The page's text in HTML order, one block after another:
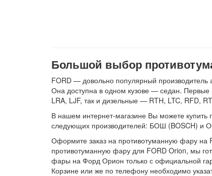
Большой выбор
FORD — довольно популярный
Она доступна в одном кузове — седан.
LRA, LJF, так и дизельные — RTH, LTC, RFD,
В нашем интернет-магазине Вы можете
следующих производителей: БОШ (BOSCH) и
Оформите заказ на противотуманную фару на
противотуманную фару для FORD Orion, мы
фары на Форд Орион только с официальной
Корзине или же по телефону необходимо